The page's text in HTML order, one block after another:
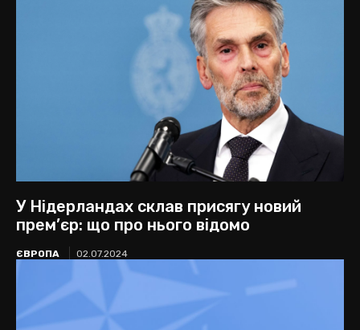
У Нідерландах склав присягу новий
прем’єр: що про нього відомо
ЄВРОПА 02.07.2024